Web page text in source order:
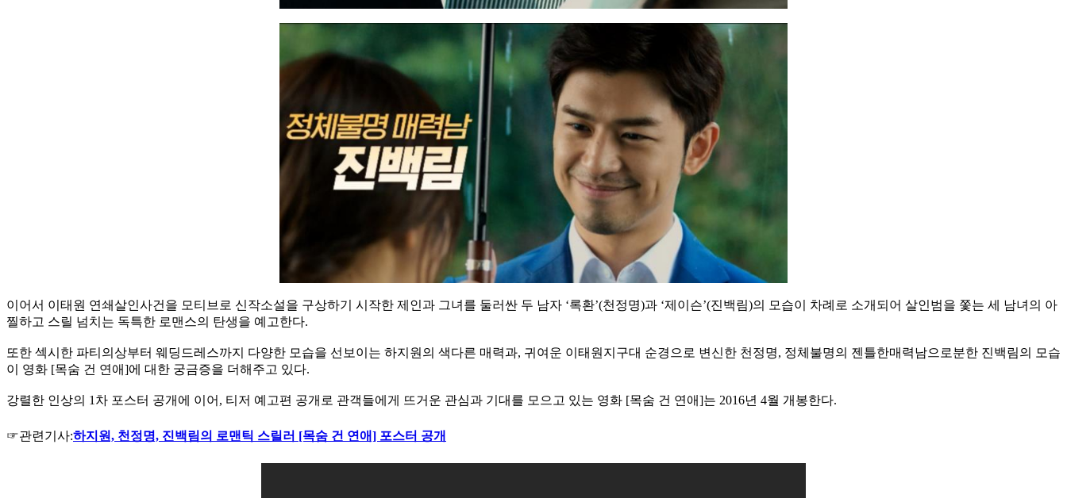
이어서 이태원 연쇄살인사건을 모티브로 신작소설을 구상하기 시작한 제인과 그녀를 둘러싼 두 남자 ‘록환’(천정명)과 ‘제이슨’(진백림)의 모습이 차례로 소개되어 살인범을 쫓는 세 남녀의 아
찔하고 스릴 넘치는 독특한 로맨스의 탄생을 예고한다.
또한 섹시한 파티의상부터 웨딩드레스까지 다양한 모습을 선보이는 하지원의 색다른 매력과, 귀여운 이태원지구대 순경으로 변신한 천정명, 정체불명의 젠틀한매력남으로분한 진백림의 모습
이 영화 [목숨 건 연애]에 대한 궁금증을 더해주고 있다.
강렬한 인상의 1차 포스터 공개에 이어, 티저 예고편 공개로 관객들에게 뜨거운 관심과 기대를 모으고 있는 영화 [목숨 건 연애]는 2016년 4월 개봉한다.
☞관련기사:하지원, 천정명, 진백림의 로맨틱 스릴러 [목숨 건 연애] 포스터 공개